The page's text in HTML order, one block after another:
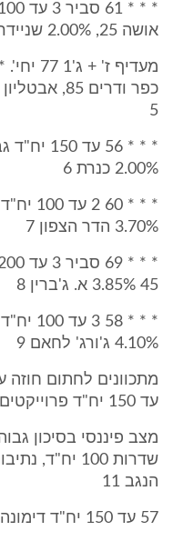
אושה 25, 2.00% שניידרמן 4
5
2.00% כנרת 6
3.70% הדר הצפון 7
45 3.85% א. ג'ברין 8
4.10% ג'ורג' לחאם 9
עד 150 יח"ד פרוייקטים שונים לא רלבנטי סולל בונה 10
הנגב 11
57 עד 150 יח"ד דימונה 130 יח"ד 5.00% ש. גוזלן 12